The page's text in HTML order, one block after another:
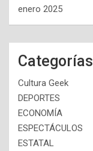
enero 2025
Categorías
Cultura Geek
DEPORTES
ECONOMÍA
ESPECTÁCULOS
ESTATAL